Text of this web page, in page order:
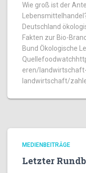
Wie groß ist der
Deutschland
Fakten zur Bio-
Bund Ökologische
eren/
landwirtschaft/
MEDIENBEITRÄGE
Letzter